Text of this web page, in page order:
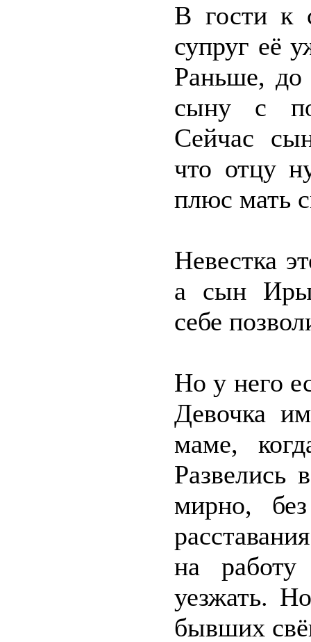
В гости к
супруг её
Раньше, до
сыну с
Сейчас
что отцу
плюс мать
Невестка
а сын Иры
себе
Но у него
Девочка
маме,
Развелись
мирно,
на
уезжать.
бывших